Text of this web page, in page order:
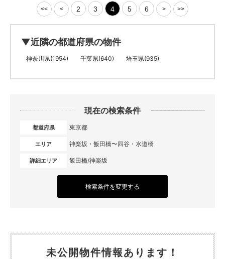
<< < 2 3 4 5 6 > >>
▼近隣の都道府県の物件
神奈川県(1954) 千葉県(640) 埼玉県(935)
現在の検索条件
都道府県 東京都
エリア 神楽坂・飯田橋〜四谷・水道橋
詳細エリア 飯田橋/神楽坂
検索条件を変更する
未公開物件情報あります！